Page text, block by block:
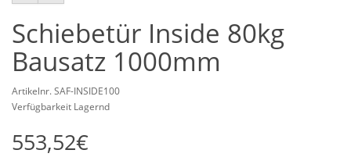
Schiebetür Inside 80kg
Bausatz 1000mm
Artikelnr. SAF-INSIDE100
Verfügbarkeit Lagernd
553,52€